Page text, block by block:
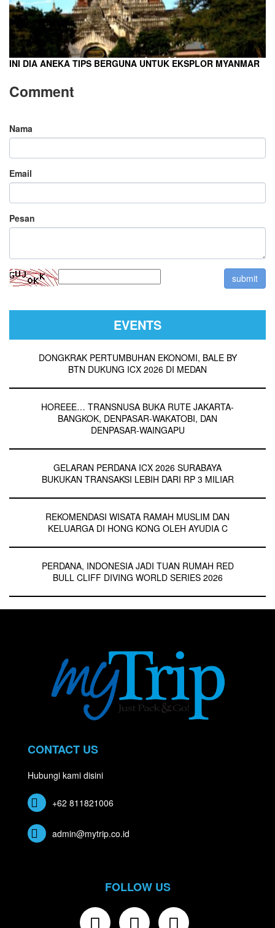
INI DIA ANEKA TIPS BERGUNA UNTUK EKSPLOR MYANMAR
Comment
Nama
Email
Pesan
EVENTS
DONGKRAK PERTUMBUHAN EKONOMI, BALE BY
BTN DUKUNG ICX 2026 DI MEDAN
HOREEE… TRANSNUSA BUKA RUTE JAKARTA-
BANGKOK, DENPASAR-WAKATOBI, DAN
DENPASAR-WAINGAPU
GELARAN PERDANA ICX 2026 SURABAYA
BUKUKAN TRANSAKSI LEBIH DARI RP 3 MILIAR
REKOMENDASI WISATA RAMAH MUSLIM DAN
KELUARGA DI HONG KONG OLEH AYUDIA C
PERDANA, INDONESIA JADI TUAN RUMAH RED
BULL CLIFF DIVING WORLD SERIES 2026
CONTACT US
Hubungi kami disini
+62 811821006
admin@mytrip.co.id
FOLLOW US